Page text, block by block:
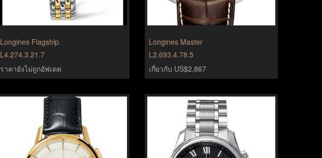
Longines Flagship
L4.274.3.21.7
ราคายังไม่ถูกอัฟเดด
Longines Master
L2.693.4.78.5
เกี่ยวกับ US$2,867